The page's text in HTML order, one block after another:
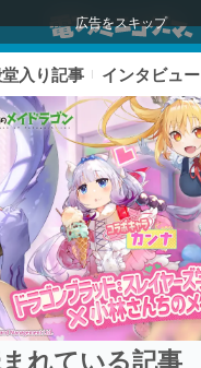
広告をスキップ
入り記事 インタビュー
れている記事